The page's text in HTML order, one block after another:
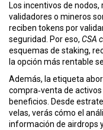
Los incentivos de nodos,
validadores o mineros
reciben tokens por
seguridad. Por eso, CSA
esquemas de staking,
la opción más rentable
Además, la etiqueta
compra‑venta de
beneficios . Desde
velas, verás cómo el
información de airdrops